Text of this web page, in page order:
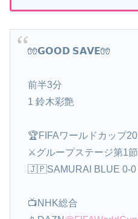
🧤𝗚𝗢𝗢𝗗 𝗦𝗔𝗩𝗘🧤
前半3分
1 鈴木彩艶
🏆FIFAワールドカップ
⚔グループステージ第1節
🇯🇵SAMURAI BLUE 0-
📺NHK総合